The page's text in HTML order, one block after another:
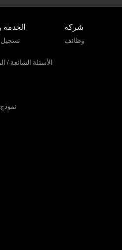
الخدمة
تسجيل
الأسئلة الشائعة /
شركة
وظائف